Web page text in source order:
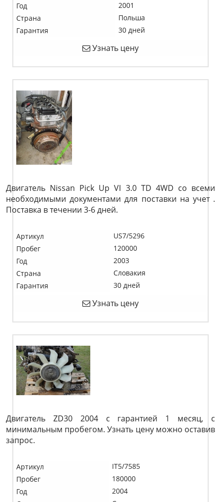
Год
2001
Страна
Польша
Гарантия
30 дней
Узнать цену
Двигатель Nissan Pick Up VI 3.0 TD 4WD со всеми
необходимыми документами для поставки на учет .
Поставка в течении 3-6 дней.
Артикул
US7/5296
Пробег
120000
Год
2003
Страна
Словакия
Гарантия
30 дней
Узнать цену
Двигатель ZD30 2004 с гарантией 1 месяц, с
минимальным пробегом. Узнать цену можно оставив
запрос.
Артикул
IT5/7585
Пробег
180000
Год
2004